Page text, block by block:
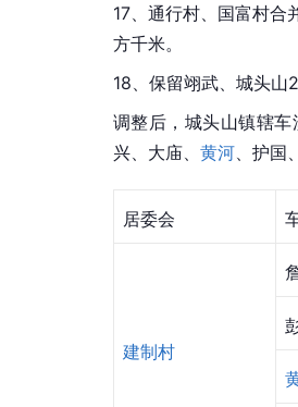
17、通行村、国富村合
方千米。
18、保留翊武、 城头山
调整后，城头山镇辖
兴、大庙、 黄河、护国
居委会
建制村